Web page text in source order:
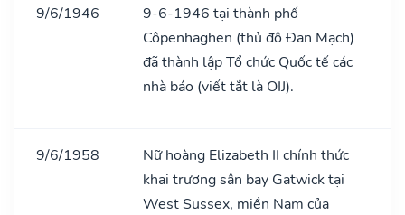
9/6/1946
9-6-1946 tại thành phố
Côpenhaghen (thủ đô Đan Mạch)
đã thành lập Tổ chức Quốc tế các
nhà báo (viết tắt là OIJ).
9/6/1958
Nữ hoàng Elizabeth II chính thức
khai trương sân bay Gatwick tại
West Sussex, miền Nam của